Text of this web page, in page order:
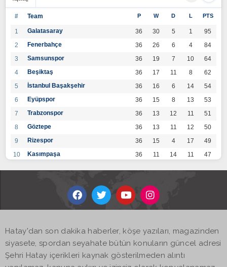
# Team P W D L PTS
1 Galatasaray 36 30 5 1
95
2
Fenerbahçe 36 26 6 4
84
3
Samsunspor 36 19 7 10
64
4
Beşiktaş 36 17 11 8
62
5
İstanbul Başakşehir 36 16 6 14
54
6
Eyüpspor 36 15 8 13
53
7
Trabzonspor 36 13 12 11
51
8
Göztepe 36 13 11 12
50
9
Rizespor 36 15 4 17
49
10
Kasımpaşa 36 11 14 11
47
36 12
14
Kayserispor 36 11 12 13
45
BB Bodrumspor 17
Sivasspor
Hatayspor 36
Hatay'dan son dakika haberler, köşe yazıları, magazinden
siyasete, spordan seyahate bütün konuların güncel adresi
Şehri Hatay içerikleri kaynak gösterilmeden alıntı